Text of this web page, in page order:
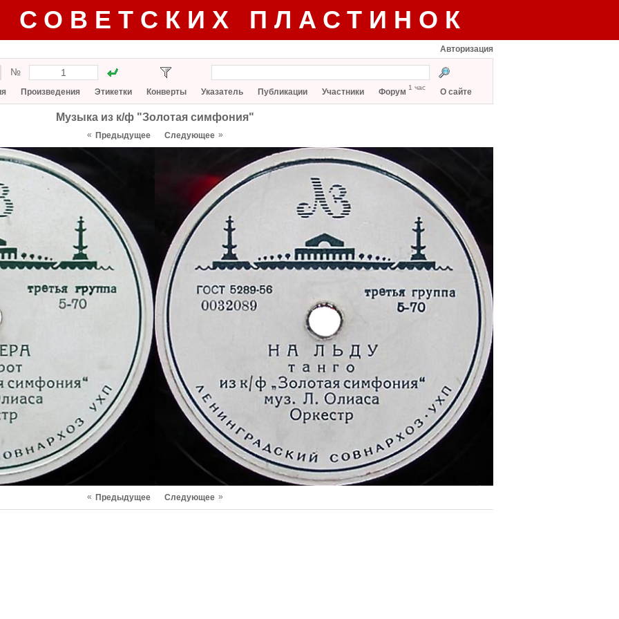
СОВЕТСКИХ ПЛАСТИНОК
Авторизация
№
Произведения Этикетки Конверты Указатель Публикации Участники Форум 1 час О сайте
Музыка из к/ф "Золотая симфония"
« Предыдущее Следующее »
« Предыдущее Следующее »